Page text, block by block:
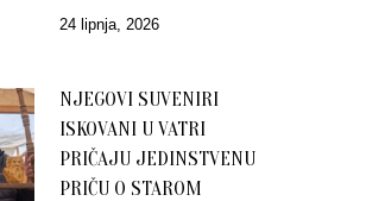
24 lipnja, 2026
NJEGOVI SUVENIRI
ISKOVANI U VATRI
PRIČAJU JEDINSTVENU
PRIČU O STAROM